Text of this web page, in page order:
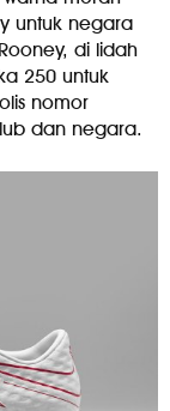
untuk negara
di lidah
250 untuk
nomor
dan negara.